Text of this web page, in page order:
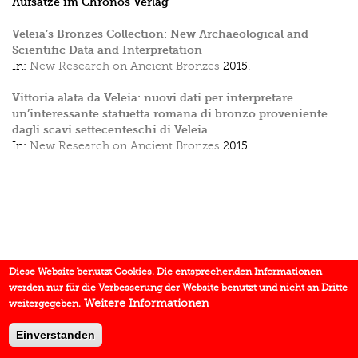
Veleia’s Bronzes Collection: New Archaeological and
Scientific Data and Interpretation
In: New Research on Ancient Bronzes 2015.
Vittoria alata da Veleia: nuovi dati per interpretare
un’interessante statuetta romana di bronzo proveniente
dagli scavi settecenteschi di Veleia
In: New Research on Ancient Bronzes 2015.
Diese Website benutzt Cookies. Die entsprechenden Informationen
werden nur für die Verbesserung der Website benutzt und nicht an Dritte
weitergegeben. Weitere Informationen
Einverstanden